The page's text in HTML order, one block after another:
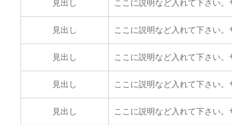
見出し ここに説明など入れて下さい。
見出し ここに説明など入れて下さい。
見出し ここに説明など入れて下さい。
見出し ここに説明など入れて下さい。
見出し ここに説明など入れて下さい。